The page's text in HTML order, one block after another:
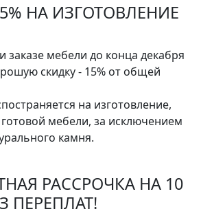
НА ИЗГОТОВЛЕНИЕ
заказе мебели до конца декабря
скидку - 15% от общей
на изготовление,
готовой мебели, за исключением
камня.
РАССРОЧКА НА 10
ПЕРЕПЛАТ!